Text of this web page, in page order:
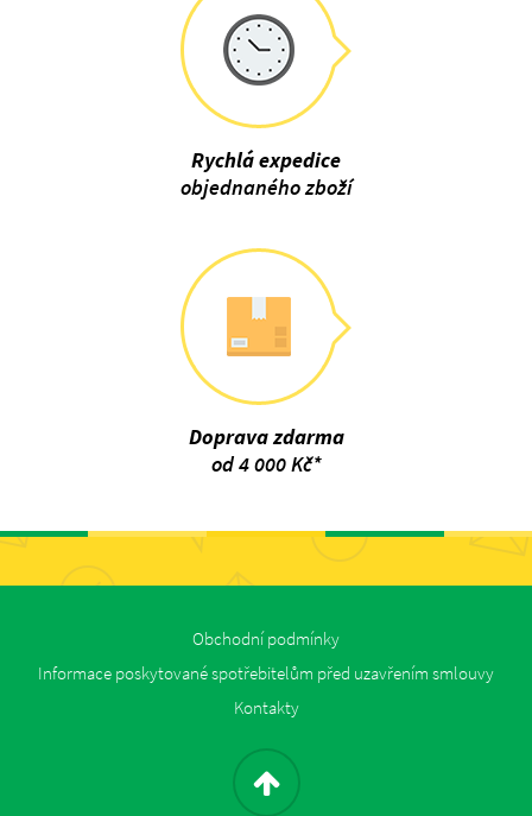
Rychlá expedice
objednaného zboží
Doprava zdarma
od 4 000 Kč*
Obchodní podmínky
Informace poskytované spotřebitelům před uzavřením smlouvy
Kontakty